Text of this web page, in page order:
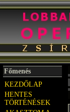
Főmenés
KEZDŐLAP
HENTES
TÖRTÉNÉSEK